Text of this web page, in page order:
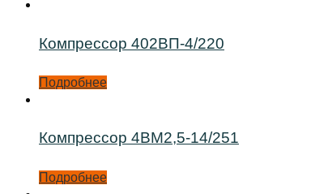
Компрессор 402ВП-4/220
Подробнее
Компрессор 4ВМ2,5-14/251
Подробнее